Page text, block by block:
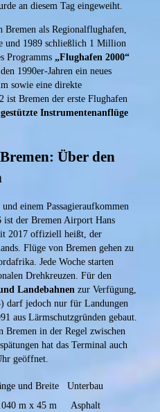
an diesem Tag eingeweiht.
Bremen als Regionalflughafen,
und 1989 schließlich 1 Million
Programms „Flughafen 2000“
1990er-Jahren ein neues
sowie eine direkte
ist Bremen der erste Flughafen
Instrumentenanflüge
Über den
einem Passagieraufkommen
der Bremen Airport Hans
2017 offiziell heißt, der
Flüge von Bremen gehen zu
Jede Woche starten
Drehkreuzen. Für den
Landebahnen zur Verfügung,
darf jedoch nur für Landungen
aus Lärmschutzgründen gebaut.
Bremen in der Regel zwischen
hat das Terminal auch
geöffnet.
und Breite
Unterbau
m x 45 m
Asphalt